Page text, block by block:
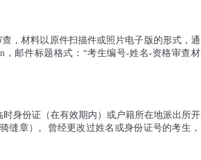
，材料以原件扫描件或照片电子版的形式，通
，邮件标题格式：“考生编号-姓名-资格审查材
身份证（在有效期内）或户籍所在地派出所开
缝章）。曾经更改过姓名或身份证号的考生，